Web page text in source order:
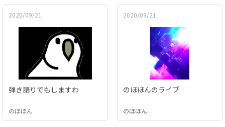
2020/09/21
弾き語りでもしますわ
のほほん
2020/09/21
のほほんのライブ
のほほん